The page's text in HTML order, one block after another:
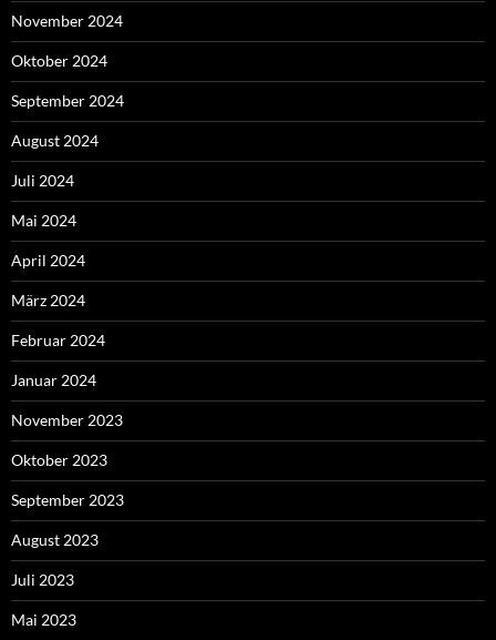
November 2024
Oktober 2024
September 2024
August 2024
Juli 2024
Mai 2024
April 2024
März 2024
Februar 2024
Januar 2024
November 2023
Oktober 2023
September 2023
August 2023
Juli 2023
Mai 2023